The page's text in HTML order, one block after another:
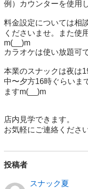
例）カウンターを使用
料金設定については相
くださいませ。また使
m(__)m
カラオケは使い放題可
本業のスナックは夜は
中〜夕方16時ぐらいま
ますm(__)m
店内見学できます。
お気軽にご連絡くださ
投稿者
スナック夏